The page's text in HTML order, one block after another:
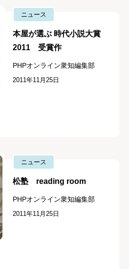
ニュース
本屋が選ぶ 時代小説大賞
2011 受賞作
PHPオンライン衆知編集部
2011年11月25日
ニュース
松塾 reading room
PHPオンライン衆知編集部
2011年11月25日